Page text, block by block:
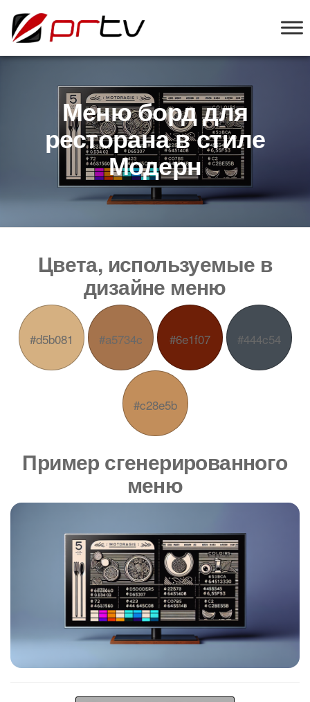
конструктор
для
телевизоров
Меню борд для
ресторана в стиле
Модерн
Цвета, используемые в
дизайне меню
#d5b081 #a5734c #6e1f07 #444c54
#c28e5b
Пример сгенерированного
меню